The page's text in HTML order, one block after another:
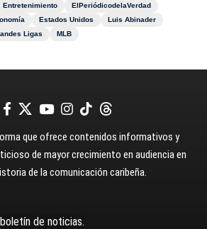
Entretenimiento
ElPeriódicodelaVerdad
Estados Unidos
Luis Abinader
Ligas MLB
que ofrece contenidos informativos y
de mayor crecimiento en audiencia en
de la comunicación caribeña.
de noticias.